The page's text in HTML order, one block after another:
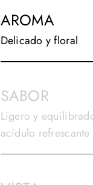
AROMA
Delicado y floral
SABOR
Ligero y
acídulo refrescante